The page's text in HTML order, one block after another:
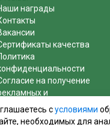
награды
качества
на получение
и
информационных рассылок
Почему журналы покупают у
сусловиями
необходимых для